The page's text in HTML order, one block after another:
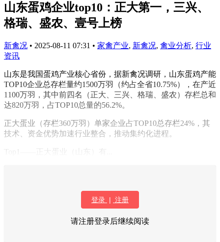
山东蛋鸡企业top10：正大第一，三兴、
格瑞、盛农、壹号上榜
新禽况 • 2025-08-11 07:31 • 家禽产业, 新禽况, 禽业分析, 行业
资讯
山东是我国蛋鸡产业核心省份，据新禽况调研，山东蛋鸡产能
TOP10企业总存栏量约1500万羽（约占全省10.75%），在产近
1100万羽，其中前四名（正大、三兴、格瑞、盛农）存栏总和
达820万羽，占TOP10总量的56.2%。
正大蛋业（存栏360万羽）单家企业占TOP10总存栏24%，其
技术、资金优势加速行业整合，推动集约化进程。
Top1——正大蛋业（山东）有...
登录 | 注册
请注册登录后继续阅读